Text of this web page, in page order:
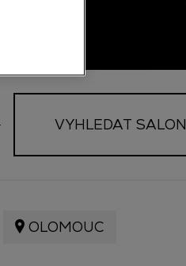
VYHLEDAT SALON
OLOMOUC